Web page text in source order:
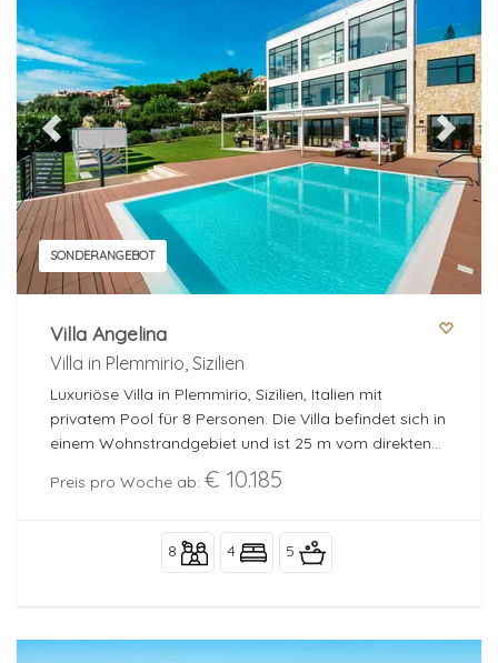
SONDERANGEBOT
Previous Next
Villa Angelina
Villa in Plemmirio, Sizilien
Luxuriöse Villa in Plemmirio, Sizilien, Italien mit
privatem Pool für 8 Personen. Die Villa befindet sich in
einem Wohnstrandgebiet und ist 25 m vom direkten
Zugang zum Meer und den Felsen unterhalb des
Strandes entfernt.
Preis pro Woche ab: € 10.185
8 4 5